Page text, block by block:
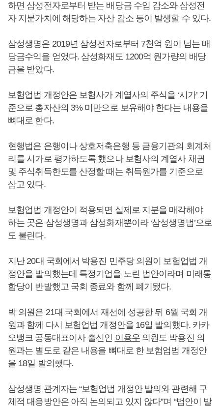
하면 삼성전자로부터 받는 배당금 수입 감소와 삼성전
자 지분가치에 해당하는 자산 감소 등이 발생할 수 있다.
삼성생명은 2019년 삼성전자로부터 7천억 원이 넘는 배
당금수익을 얻었다. 삼성화재도 1200억 원가량의 배당
금을 받았다.
보험업법 개정안은 보험사가 계열사의 주식을 ‘시가’ 기
준으로 총자산의 3% 미만으로 보유해야 한다는 내용을
뼈대로 한다.
현행법은 은행이나 상호저축은행 등 금융기관의 회계처
리를 시가로 평가하도록 했으나 보험사의 계열사 채권
및 주식취득한도를 산정할 때는 취득원가를 기준으로
삼고 있다.
보험업법 개정안이 적용되면 실제로 지분을 매각해야
하는 곳은 삼성생명과 삼성화재뿐이라 ‘삼성생명법’으로
도 불린다.
지난 20대 국회에서 박용진 민주당 의원이 보험업법 개
정안을 발의했는데 특정기업을 노린 법안이라며 미래통
합당이 반발했고 국회 종료와 함께 폐기됐다.
박 의원은 21대 국회에서 재선에 성공한 뒤 6월 국회 개
원과 함께 다시 보험업법 개정안을 16일 발의했다. 카카
오뱅크 공동대표이사 출신인 이용우의원도 박용진 의
원과는 별도로 같은 내용을 뼈대로 한 보험업법 개정안
을 18일 발의했다.
삼성생명 관계자는 “보험업법 개정안 발의와 관련해 구
체적 대응방안은 아직 논의되고 있지 않다”며 “법안이 발